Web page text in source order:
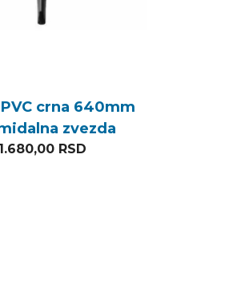
PVC crna 640mm
zvezda
1.680,00 RSD